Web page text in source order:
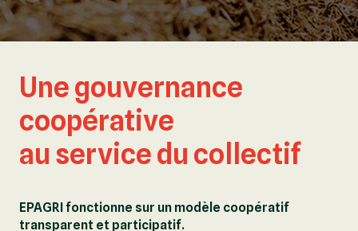
Une gouvernance
coopérative
au service du collectif
EPAGRI fonctionne sur un modèle coopératif
transparent et participatif.